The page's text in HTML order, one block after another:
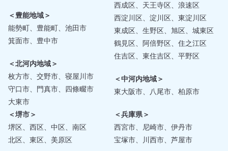
＜豊能地域＞
能勢町、豊能町、池田市
箕面市、豊中市
＜北河内地域＞
枚方市、交野市、寝屋川市
守口市、門真市、四條畷市
大東市
西成区、天王寺区、浪速区
西淀川区、淀川区、東淀川区
東成区、生野区、旭区、城東区
鶴見区、阿倍野区、住之江区
住吉区、東住吉区、平野区
＜中河内地域＞
東大阪市、八尾市、柏原市
＜堺市＞
堺区、西区、中区、南区
北区、東区、美原区
＜兵庫県＞
西宮市、尼崎市、伊丹市
宝塚市、川西市、芦屋市